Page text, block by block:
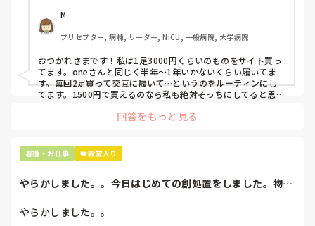
職場の人が「ナースシューズに3000円以上は出せない」っ
て言ってて、わたしの倍額は出せるのか！とびっくりしたの
で、世の皆さんはどうなのかなと…🤔
M
プリセプター, 病棟, リーダー, NICU, 一般病院, 大学病院
おつかれさまです！私は1足3000円くらいのものをサイト買っ
てます。oneさんと同じく半年〜1年いかないくらい履いてま
す。毎回2足買って交互に履いて…というのをルーティンにし
てます。1500円で買えるのなら私も絶対そっちにしてると思う
回答をもっと見る
看護・お仕事 👑殿堂入り
やらかしました。。今日はじめての創処置をしました。物品
やらかしました。。